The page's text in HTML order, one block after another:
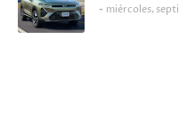
miércoles,